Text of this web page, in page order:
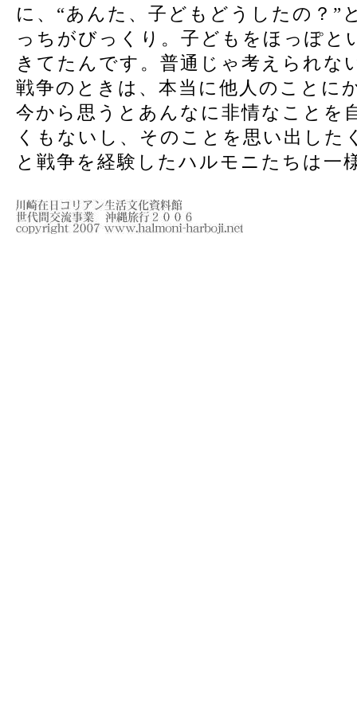
に、“あんた、子どもどうしたの？”
っちがびっくり。子どもをほっぽと
きてたんです。普通じゃ考えられな
戦争のときは、本当に他人のことに
今から思うとあんなに非情なことを
くもないし、そのことを思い出した
と戦争を経験したハルモニたちは一